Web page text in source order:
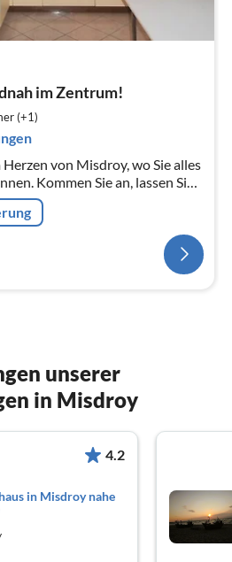
im Zentrum!
(+1)
von Misdroy, wo Sie alles
Sie
Sie die Atmosphäre an
unserer
in Misdroy
4.2
in Misdroy nahe